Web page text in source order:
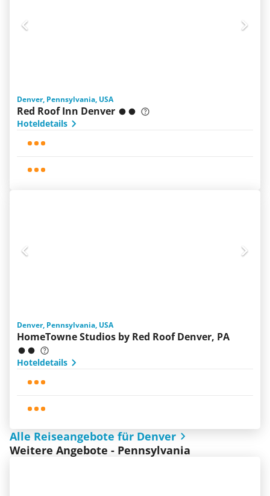
Denver, Pennsylvania, USA
Red Roof Inn Denver
Hoteldetails
Denver, Pennsylvania, USA
HomeTowne Studios by Red Roof Denver, PA
Hoteldetails
Alle Reiseangebote für Denver
Weitere Angebote - Pennsylvania